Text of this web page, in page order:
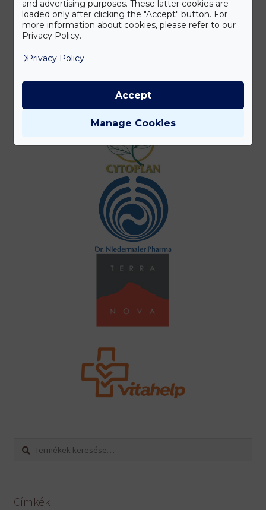
Keresés
Keresés
Címkék
and advertising purposes. These latter cookies are
loaded only after clicking the "Accept" button. For
more information about cookies, please refer to our
Privacy Policy.
Privacy Policy
Manage Cookies
Accept